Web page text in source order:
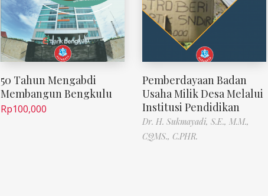
50 Tahun Mengabdi
Membangun Bengkulu
Rp100,000
Pemberdayaan Badan
Usaha Milik Desa Melalui
Institusi Pendidikan
Dr. H. Sukmayadi, S.E., M.M.,
CQMS., C.PHR.